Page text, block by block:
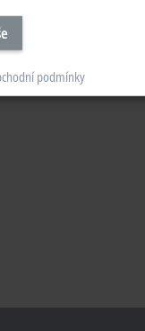
podmínky